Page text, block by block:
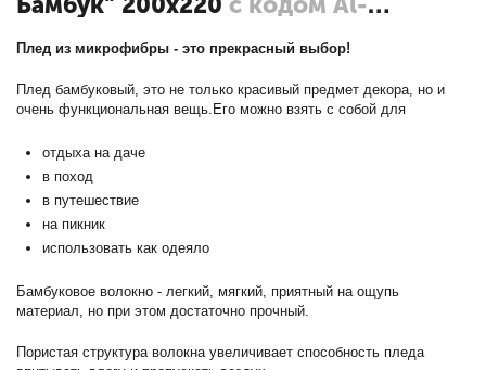
Плед из микрофибры - это прекрасный выбор!
Плед бамбуковый, это не только красивый предмет декора, но и
очень функциональная вещь.Его можно взять с собой для
отдыха на даче
в поход
в путешествие
на пикник
использовать как одеяло
Бамбуковое волокно - легкий, мягкий, приятный на ощупь
материал, но при этом достаточно прочный.
Пористая структура волокна увеличивает способность пледа